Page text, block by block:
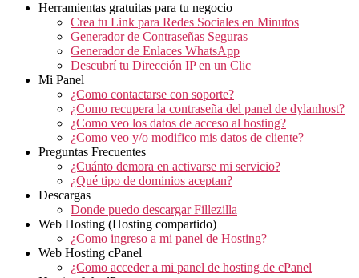
Herramientas gratuitas para tu negocio
Crea tu Link para Redes Sociales en Minutos
Generador de Contraseñas Seguras
Generador de Enlaces WhatsApp
Descubrí tu Dirección IP en un Clic
Mi Panel
¿Como contactarse con soporte?
¿Como recupera la contraseña del panel de dylanhost?
¿Como veo los datos de acceso al hosting?
¿Como veo y/o modifico mis datos de cliente?
Preguntas Frecuentes
¿Cuánto demora en activarse mi servicio?
¿Qué tipo de dominios aceptan?
Descargas
Donde puedo descargar Fillezilla
Web Hosting (Hosting compartido)
¿Como ingreso a mi panel de Hosting?
Web Hosting cPanel
¿Como acceder a mi panel de hosting de cPanel